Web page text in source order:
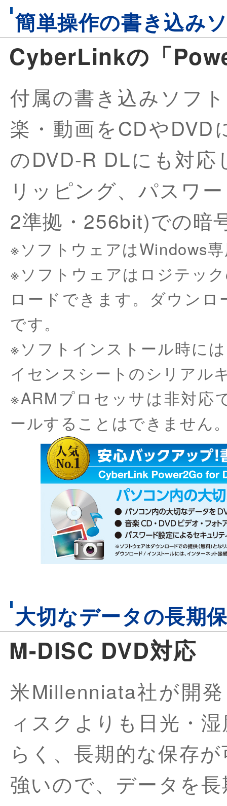
簡単操作の書き込み
CyberLinkの「
付属の書き込みソフ
楽・動画をCDやDVD
のDVD-R DLにも対
リッピング、パスワ
2準拠・256bit)での暗
※ソフトウェアはWindows
※ソフトウェアはロジテッ
ロードできます。ダウン
です。
※ソフトインストール時に
イセンスシートのシリアル
※ARMプロセッサは非対応
ールすることはできません
大切なデータの長期
M-DISC DVD対応
米Millenniata社が開
ィスクよりも日光・
らく、長期的な保存
強いので、データを